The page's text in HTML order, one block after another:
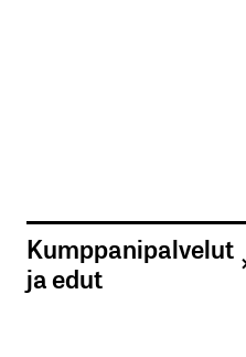
Kumppanipalvelut
ja edut